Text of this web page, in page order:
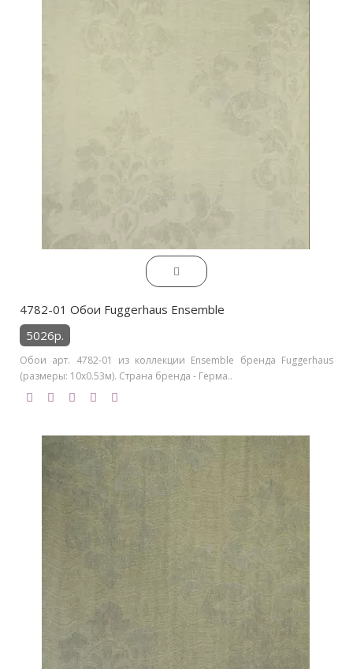
4782-01 Обои Fuggerhaus Ensemble
5026р.
Обои арт. 4782-01 из коллекции Ensemble бренда Fuggerhaus
(размеры: 10х0.53м). Страна бренда - Герма..